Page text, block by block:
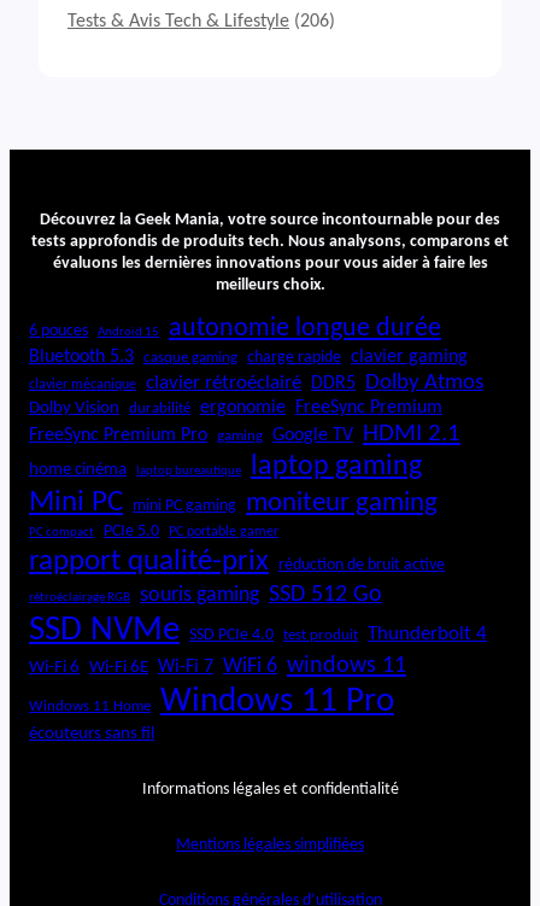
Tests & Avis Tech & Lifestyle (206)
Découvrez la Geek Mania, votre source incontournable pour des
tests approfondis de produits tech. Nous analysons, comparons et
évaluons les dernières innovations pour vous aider à faire les
meilleurs choix.
6 pouces Android 15 autonomie longue durée
Bluetooth 5.3 casque gaming charge rapide clavier gaming
clavier mécanique clavier rétroéclairé DDR5 Dolby Atmos
Dolby Vision durabilité ergonomie
FreeSync Premium
FreeSync Premium Pro
gaming Google TV HDMI 2.1
home cinéma laptop bureautique laptop gaming
Mini PC mini PC gaming moniteur gaming
PC compact PCIe 5.0 PC portable gamer
rapport qualité-prix réduction de bruit active
rétroéclairage RGB souris gaming SSD 512 Go
SSD NVMe SSD PCIe 4.0 test produit Thunderbolt 4
Wi-Fi 6 Wi-Fi 6E Wi-Fi 7 WiFi 6 windows 11
Windows 11 Home Windows 11 Pro
écouteurs sans fil
Informations légales et confidentialité
Mentions légales simplifiées
Conditions générales d’utilisation